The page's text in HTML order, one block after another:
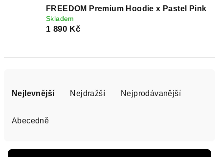
FREEDOM Premium Hoodie x Pastel Pink
Skladem
1 890 Kč
Nejlevnější Nejdražší Nejprodávanější
Abecedně